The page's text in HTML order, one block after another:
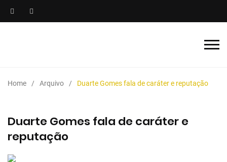
Home Arquivo Duarte Gomes fala de caráter e reputação
Duarte Gomes fala de caráter e
reputação